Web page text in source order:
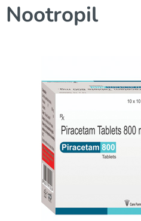
Nootropil